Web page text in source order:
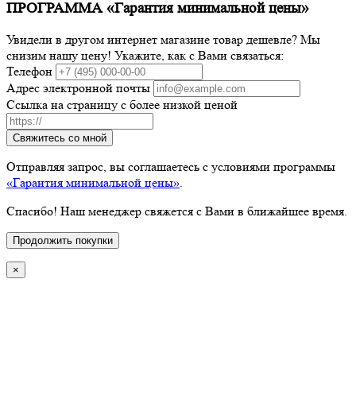
ПРОГРАММА «Гарантия минимальной цены»
Увидели в другом интернет магазине товар дешевле? Мы
снизим нашу цену! Укажите, как с Вами связаться:
Телефон
Адрес электронной почты
Ссылка на страницу с более низкой ценой
Свяжитесь со мной
Отправляя запрос, вы соглашаетесь с условиями программы
«Гарантия минимальной цены».
Спасибо! Наш менеджер свяжется с Вами в ближайшее время.
Продолжить покупки
×